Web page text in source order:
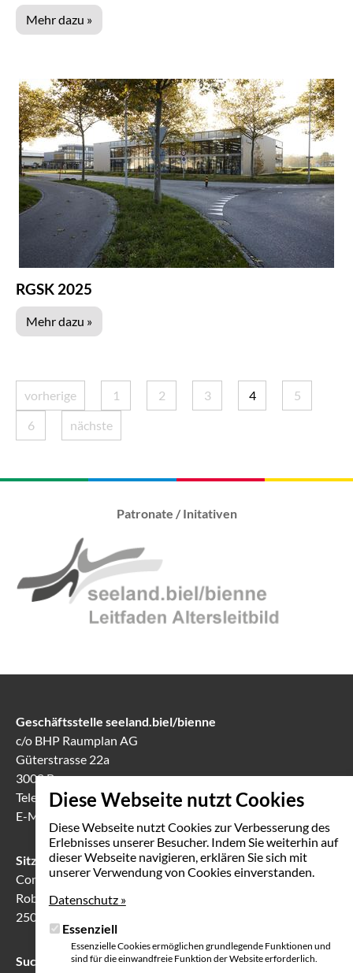
Diese Webseite nutzt Cookies
Diese Webseite nutzt Cookies zur Verbesserung des
Erlebnisses unserer Besucher. Indem Sie weiterhin auf
dieser Webseite navigieren, erklären Sie sich mit
unserer Verwendung von Cookies einverstanden.
Datenschutz »
Essenziell
Essenzielle Cookies ermöglichen grundlegende Funktionen und
sind für die einwandfreie Funktion der Website erforderlich.
Mehr dazu »
RGSK 2025
Mehr dazu »
vorherige 1 2 3 4
5
6
nächste
Patronate / Initativen
Geschäftsstelle seeland.biel/bienne
c/o BHP Raumplan AG
Güterstrasse 22a
3008 Bern
Telefon031 388 60 60
E-Mail
Sitzungslokal in Biel
Communication Center
Robert-Walser-Platz 7
2503 Biel
Suchfeld
Suche